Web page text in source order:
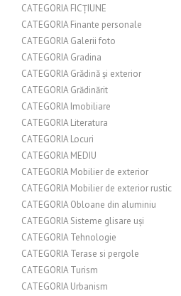
CATEGORIA FICȚIUNE
CATEGORIA Finante personale
CATEGORIA Galerii foto
CATEGORIA Gradina
CATEGORIA Grădină și exterior
CATEGORIA Grădinărit
CATEGORIA Imobiliare
CATEGORIA Literatura
CATEGORIA Locuri
CATEGORIA MEDIU
CATEGORIA Mobilier de exterior
CATEGORIA Mobilier de exterior rustic
CATEGORIA Obloane din aluminiu
CATEGORIA Sisteme glisare uși
CATEGORIA Tehnologie
CATEGORIA Terase si pergole
CATEGORIA Turism
CATEGORIA Urbanism